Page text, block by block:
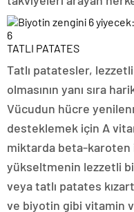
TATLI PATATES
Tatlı patatesler,
olmasının yanı sıra
Vücudun hücre
desteklemek için A
miktarda beta-
yükseltmenin lezzetli
veya tatlı patates
ve biyotin gibi vitamin